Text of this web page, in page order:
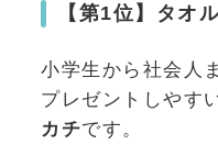
【第1位】タオ
小学生から社会人
プレゼントしやす
カチです。